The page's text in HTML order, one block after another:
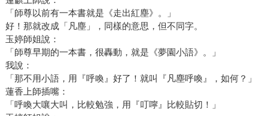
「師尊以前有一本書就是《走出紅塵》。」
好！那就改成「凡塵」，同樣的意思，但不同字。
玉婷師姐說：
「師尊早期的一本書，很轟動，就是《夢園小語》。」
我說：
「那不用小語，用『呼喚』好了！就叫『凡塵呼喚』，如何？」
蓮香上師插嘴：
「呼喚大嚷大叫，比較勉強，用『叮嚀』比較貼切！」